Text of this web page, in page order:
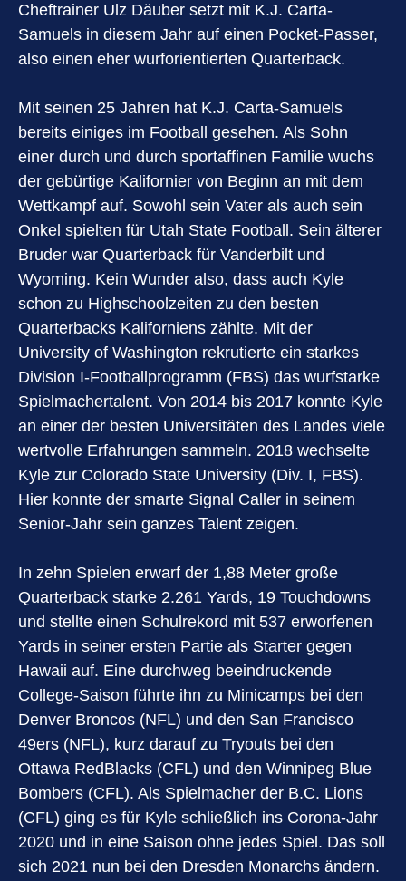
Cheftrainer Ulz Däuber setzt mit K.J. Carta-
Samuels in diesem Jahr auf einen Pocket-Passer,
also einen eher wurforientierten Quarterback.
Mit seinen 25 Jahren hat K.J. Carta-Samuels
bereits einiges im Football gesehen. Als Sohn
einer durch und durch sportaffinen Familie wuchs
der gebürtige Kalifornier von Beginn an mit dem
Wettkampf auf. Sowohl sein Vater als auch sein
Onkel spielten für Utah State Football. Sein älterer
Bruder war Quarterback für Vanderbilt und
Wyoming. Kein Wunder also, dass auch Kyle
schon zu Highschoolzeiten zu den besten
Quarterbacks Kaliforniens zählte. Mit der
University of Washington rekrutierte ein starkes
Division I-Footballprogramm (FBS) das wurfstarke
Spielmachertalent. Von 2014 bis 2017 konnte Kyle
an einer der besten Universitäten des Landes viele
wertvolle Erfahrungen sammeln. 2018 wechselte
Kyle zur Colorado State University (Div. I, FBS).
Hier konnte der smarte Signal Caller in seinem
Senior-Jahr sein ganzes Talent zeigen.
In zehn Spielen erwarf der 1,88 Meter große
Quarterback starke 2.261 Yards, 19 Touchdowns
und stellte einen Schulrekord mit 537 erworfenen
Yards in seiner ersten Partie als Starter gegen
Hawaii auf. Eine durchweg beeindruckende
College-Saison führte ihn zu Minicamps bei den
Denver Broncos (NFL) und den San Francisco
49ers (NFL), kurz darauf zu Tryouts bei den
Ottawa RedBlacks (CFL) und den Winnipeg Blue
Bombers (CFL). Als Spielmacher der B.C. Lions
(CFL) ging es für Kyle schließlich ins Corona-Jahr
2020 und in eine Saison ohne jedes Spiel. Das soll
sich 2021 nun bei den Dresden Monarchs ändern.